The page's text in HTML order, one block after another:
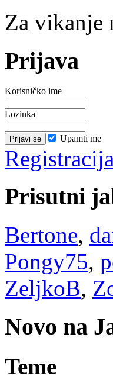
Za vikanje
Prijava
Korisničko ime
Lozinka
Upamti me
Registracija
Prisutni
Bertone,
Pongy75,
ZeljkoB,
Novo na
Teme